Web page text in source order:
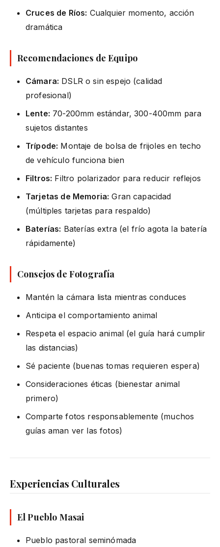
Cruces de Ríos: Cualquier momento, acción
dramática
Recomendaciones de Equipo
Cámara: DSLR o sin espejo (calidad
profesional)
Lente: 70-200mm estándar, 300-400mm para
sujetos distantes
Trípode: Montaje de bolsa de frijoles en techo
de vehículo funciona bien
Filtros: Filtro polarizador para reducir reflejos
Tarjetas de Memoria: Gran capacidad
(múltiples tarjetas para respaldo)
Baterías: Baterías extra (el frío agota la batería
rápidamente)
Consejos de Fotografía
Mantén la cámara lista mientras conduces
Anticipa el comportamiento animal
Respeta el espacio animal (el guía hará cumplir
las distancias)
Sé paciente (buenas tomas requieren espera)
Consideraciones éticas (bienestar animal
primero)
Comparte fotos responsablemente (muchos
guías aman ver las fotos)
Experiencias Culturales
El Pueblo Masai
Pueblo pastoral seminómada